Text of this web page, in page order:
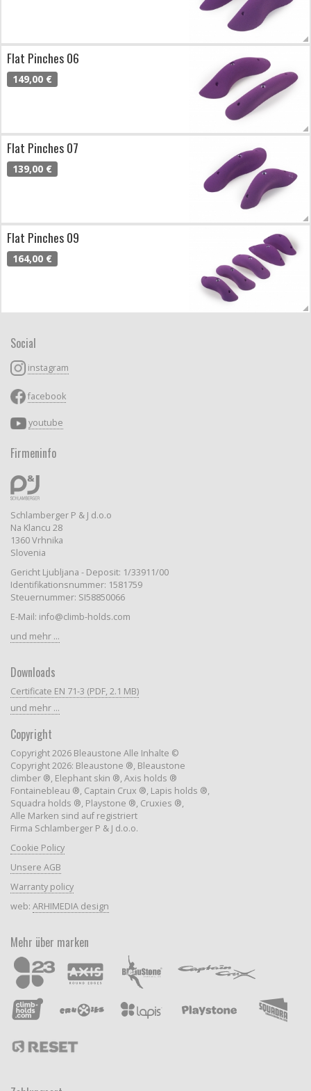
Flat Pinches 06
149,00 €
Flat Pinches 07
139,00 €
Flat Pinches 09
164,00 €
Social
instagram
facebook
youtube
Firmeninfo
Schlamberger P & J d.o.o
Na Klancu 28
1360 Vrhnika
Slovenia
Gericht Ljubljana - Deposit: 1/33911/00
Identifikationsnummer: 1581759
Steuernummer: SI58850066
E-Mail: info@climb-holds.com
und mehr ...
Downloads
Certificate EN 71-3 (PDF, 2.1 MB)
und mehr ...
Copyright
Copyright 2026 Bleaustone Alle Inhalte ©
Copyright 2026: Bleaustone ®, Bleaustone
climber ®, Elephant skin ®, Axis holds ®
Fontainebleau ®, Captain Crux ®, Lapis holds ®,
Squadra holds ®, Playstone ®, Cruxies ®,
Alle Marken sind auf registriert
Firma Schlamberger P & J d.o.o.
Cookie Policy
Unsere AGB
Warranty policy
web: ARHIMEDIA design
Mehr über marken